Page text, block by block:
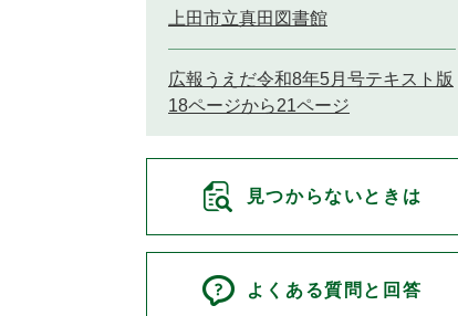
上田市立真田図書館
広報うえだ令和8年5月号テキスト版
18ページから21ページ
見つからないときは
よくある質問と回答